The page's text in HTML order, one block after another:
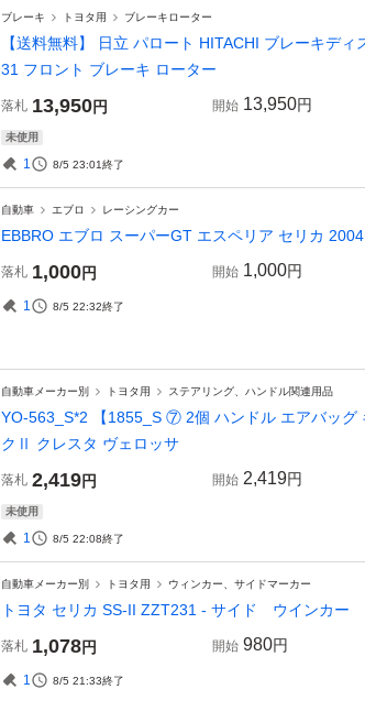
ブレーキ トヨタ用 ブレーキローター
【送料無料】 日立 パロート HITACHI ブレーキデ
31 フロント ブレーキ ローター
落札 13,950円 開始 13,950円
未使用
1 8/5 23:01終了
自動車 エブロ レーシングカー
EBBRO エブロ スーパーGT エスペリア セリカ
落札 1,000円 開始 1,000円
1 8/5 22:32終了
自動車メーカー別 トヨタ用 ステアリング、ハンドル関連用品
YO-563_S*2 【1855_S ⑦ 2個 ハンドル エアバッグ
クⅡ クレスタ ヴェロッサ
落札 2,419円 開始 2,419円
未使用
1 8/5 22:08終了
自動車メーカー別 トヨタ用 ウィンカー、サイドマーカー
トヨタ セリカ SS-II ZZT231 - サイド ウインカ
落札 1,078円 開始 980円
1 8/5 21:33終了